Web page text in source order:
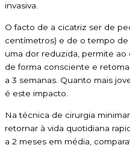
invasiva.
O facto de a cicatriz ser de
centímetros) e de o tempo
uma dor reduzida, permite
de forma consciente e
a 3 semanas. Quanto mais
é este impacto.
Na técnica de cirurgia
retornar à vida quotidiana
a 2 meses em média,